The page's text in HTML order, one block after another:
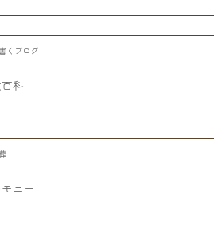
くブログ
科
ニー